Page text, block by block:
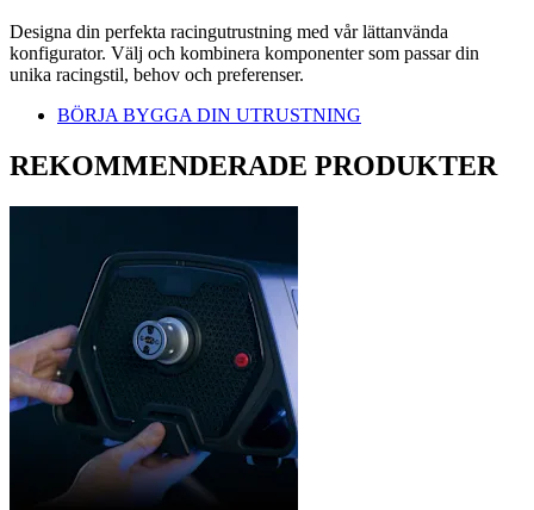
Designa din perfekta racingutrustning med vår lättanvända
konfigurator. Välj och kombinera komponenter som passar din
unika racingstil, behov och preferenser.
BÖRJA BYGGA DIN UTRUSTNING
REKOMMENDERADE PRODUKTER